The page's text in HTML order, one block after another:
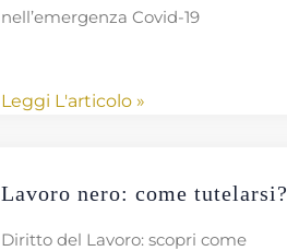
nell’emergenza Covid-19
Leggi L'articolo »
Lavoro nero: come tutelarsi?
Diritto del Lavoro: scopri come